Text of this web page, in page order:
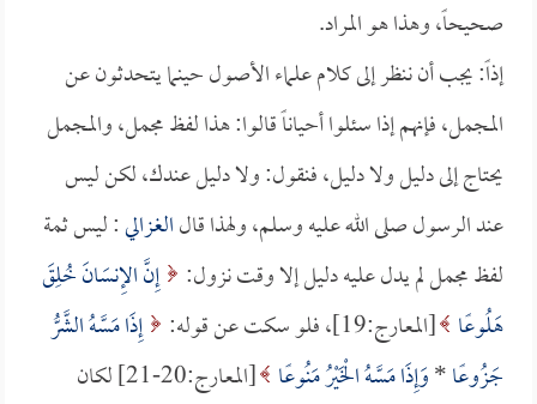
صحيحاً، وهذا هو المراد.
إذاً: يجب أن ننظر إلى كلام علماء الأصول حينما يتحدثون عن
المجمل، فإنهم إذا سئلوا أحياناً قالوا: هذا لفظ مجمل، والمجمل
يحتاج إلى دليل ولا دليل، فنقول: ولا دليل عندك، لكن ليس
عند الرسول صلى الله عليه وسلم، ولهذا قالالغزالي: ليس ثمة
لفظ مجمل لم يدل عليه دليل إلا وقت نزول: إِنَّ الإِنسَانَ خُلِقَ
هَلُوعًا [المعارج:19]، فلو سكت عن قوله:
إِذَا مَسَّهُ الشَّرُّ
جَزُوعًا*وَإِذَا مَسَّهُ الْخَيْرُ مَنُوعًا
[المعارج:20-21] لكان